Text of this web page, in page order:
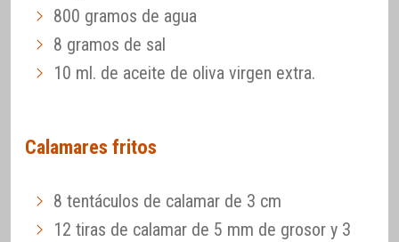
800 gramos de agua
8 gramos de sal
10 ml. de aceite de oliva virgen extra.
Calamares fritos
8 tentáculos de calamar de 3 cm
12 tiras de calamar de 5 mm de grosor y 3